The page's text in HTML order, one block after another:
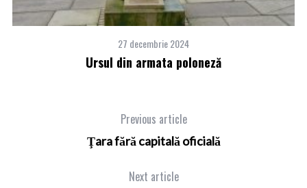
27 decembrie 2024
Ursul din armata poloneză
Previous article
Ţara fără capitală oficială
Next article